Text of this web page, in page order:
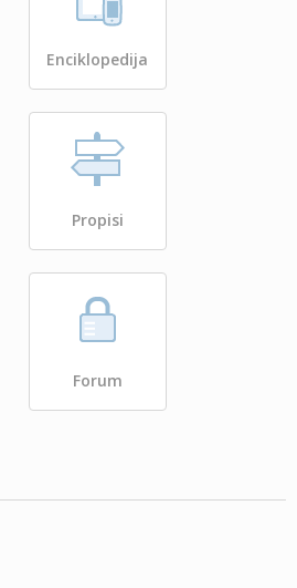
Enciklopedija
Propisi
Forum